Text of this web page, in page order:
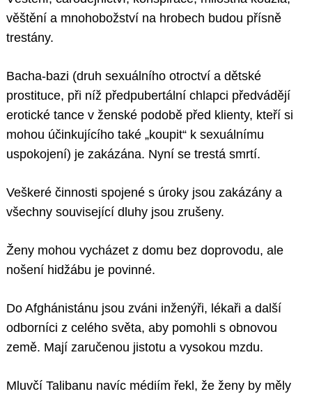
věštění a mnohobožství na hrobech budou přísně
trestány.
Bacha-bazi (druh sexuálního otroctví a dětské
prostituce, při níž předpubertální chlapci předvádějí
erotické tance v ženské podobě před klienty, kteří si
mohou účinkujícího také „koupit“ k sexuálnímu
uspokojení) je zakázána. Nyní se trestá smrtí.
Veškeré činnosti spojené s úroky jsou zakázány a
všechny související dluhy jsou zrušeny.
Ženy mohou vycházet z domu bez doprovodu, ale
nošení hidžábu je povinné.
Do Afghánistánu jsou zváni inženýři, lékaři a další
odborníci z celého světa, aby pomohli s obnovou
země. Mají zaručenou jistotu a vysokou mzdu.
Mluvčí Talibanu navíc médiím řekl, že ženy by měly